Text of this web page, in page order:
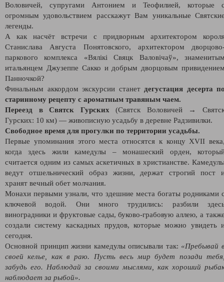
Воловичей, супругами Антонием и Теофилией, которые
огромным удовольствием расскажут Вам уникальные
легенды.
А как насчёт встречи с придворным архитектором
Станислава Августа Понятовского, архитектором
паркового комплекса «Вялікі Свяцк Валовічаў»,
итальянцем Джузеппе Сакко и добрым дворцовым
Панночкой?
Финальным аккордом экскурсии станет дегустация десерта
старинному рецепту с ароматным травяным чаем.
Переезд в Святск Гурских (Святск Воловичей →
Гурских: 10 км) — живописную усадьбу в деревне Радзивилки.
Свободное время для прогулки по территории усадьбы.
Первые упоминания этого места относятся к концу XVII
когда здесь жили камедулы – монашеский орден,
считается одним из самых аскетичных в христианстве.
ведут отшельнический образ жизни, держат строгий пост
хранят вечный обет молчания.
Монахи первыми узнали, что здешние места богаты родниками
ключевой водой. Они много трудились: разбили
виноградники и фруктовые сады, буково-грабовую аллею, а
создали систему каскадных прудов, которые можно увидеть
сегодня.
Основной принцип жизни камедулы описывали так: «Пребывай
своей келье, как в раю. Пусть весь мир будет позади
забудь его. Наблюдай за своими мыслями, как хороший
наблюдает за рыбой».